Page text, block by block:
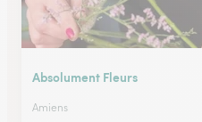
Absolument Fleurs
Amiens